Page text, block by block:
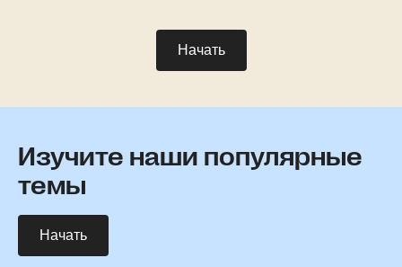
Начать
Изучите наши популярные
темы
Начать